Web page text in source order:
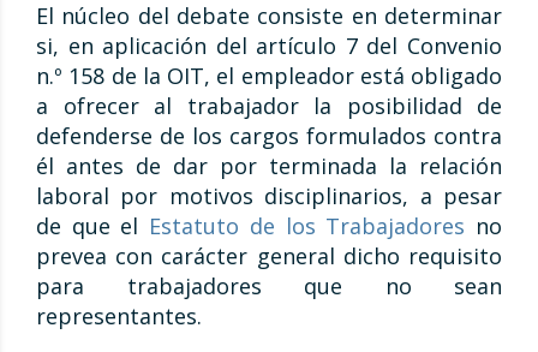
El núcleo del debate consiste en determinar
si, en aplicación del artículo 7 del Convenio
n.º 158 de la OIT, el empleador está obligado
a ofrecer al trabajador la posibilidad de
defenderse de los cargos formulados contra
él antes de dar por terminada la relación
laboral por motivos disciplinarios, a pesar
de que el Estatuto de los Trabajadores no
prevea con carácter general dicho requisito
para trabajadores que no sean
representantes.